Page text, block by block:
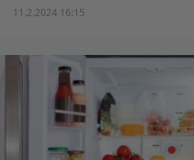
11.2.2024 16:15